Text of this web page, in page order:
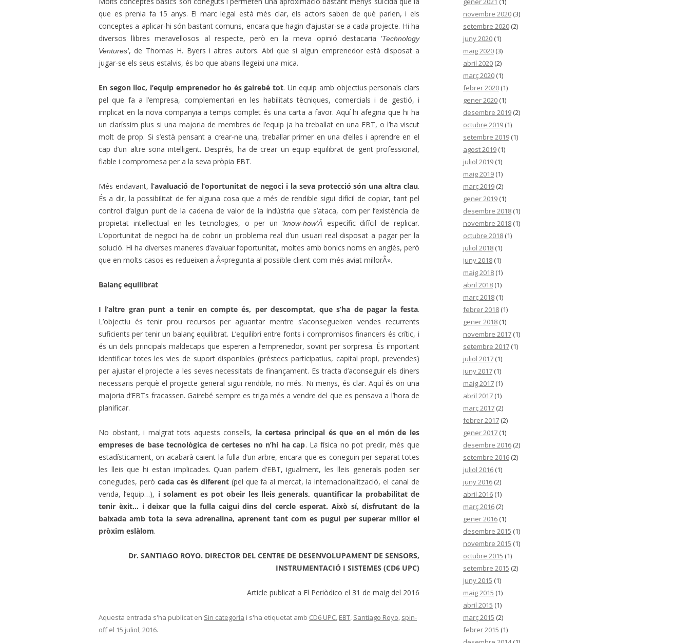
que es prenia fa 15 anys. El marc legal està més clar, els actors saben de què parlen, i els
conceptes a aplicar-hi són bastant comuns, encara que hagin d’ajustar-se a cada projecte. Hi ha
diversos llibres meravellosos al respecte, però en la meva opinió destacaria ‘Technology
Ventures’, de Thomas H. Byers i altres autors. Així que si algun emprenedor està disposat a
jugar-se els seus estalvis, és bo que abans llegeixi una mica.
En segon lloc, l’equip emprenedor ho és gairebé tot. Un equip amb objectius personals clars
pel que fa a l’empresa, complementari en les habilitats tècniques, comercials i de gestió, i
implicat en la nova companyia a temps complet és una carta a favor. Aquí hi afegiria que hi ha
un claríssim plus si una majoria de membres de l’equip ja ha treballat en una EBT, o l’ha viscut
molt de prop. Si s’està pensant a crear-ne una, treballar primer en una d’elles i aprendre en el
cap d’un altre sona intel·ligent. Després, ha de crear un equip equilibrat de gent professional,
fiable i compromesa per a la seva pròpia EBT.
Més endavant, l’avaluació de l’oportunitat de negoci i la seva protecció són una altra clau.
És a dir, la possibilitat de fer alguna cosa que a més de rendible sigui difícil de copiar, tant pel
control d’algun punt de la cadena de valor de la indústria que s’ataca, com per l’existència de
propietat intel·lectual en les tecnologies, o per un ‘know-how’Â específic difícil de replicar.
L’oportunitat de negoci ha de cobrir un problema real d’un usuari real disposat a pagar per la
solució. Hi ha diverses maneres d’avaluar l’oportunitat, moltes amb bonics noms en anglès, però
que en molts casos es redueixen a Â«pregunta al possible client com més aviat millorÂ».
Balanç equilibrat
I l’altre gran punt a tenir en compte és, per descomptat, que s’ha de pagar la festa.
L’objectiu és tenir prou recursos per aguantar mentre s’aconsegueixen vendes recurrents
suficients per tenir un balanç equilibrat. L’equilibri entre fonts i compromisos financers és crític, i
és un dels principals maldecaps que esperen a l’emprenedor, sovint per sorpresa. És important
identificar totes les vies de suport disponibles (préstecs participatius, capital propi, prevendes)
per ajustar el projecte a les seves necessitats de finançament. Es tracta d’aconseguir els diners
necessaris perquè el projecte general sigui rendible, no més. Ni menys, és clar. Aquí és on una
majoria d’EBTs fracassen. Gairebé sempre es triga més a vendre del que es pensava a l’hora de
planificar.
No obstant, i malgrat tots aquests consells, la certesa principal és que en el món de les
empreses de base tecnològica de certeses no n’hi ha cap. La física no pot predir, més que
estadísticament, on acabarà caient la fulla d’un arbre, encara que es coneguin per separat totes
les lleis que hi estan implicades. Quan parlem d’EBT, igualment, les lleis generals poden ser
conegudes, però cada cas és diferent(pel que fa al mercat, la internacionalització, el canal de
venda, l’equip…), i solament es pot obeir les lleis generals, quantificar la probabilitat de
tenir èxit… i deixar que la fulla caigui dins del cercle esperat. Això sí, disfrutant de la
baixada amb tota la seva adrenalina, aprenent tant com es pugui per superar millor el
pròxim eslàlom.
Dr. SANTIAGO ROYO. DIRECTOR DEL CENTRE DE DESENVOLUPAMENT DE SENSORS,
INSTRUMENTACIÓ I SISTEMES (CD6 UPC)
Article publicat a El Periòdico el 31 de maig del 2016
Aquesta entrada s'ha publicat en Sin categoría i s'ha etiquetat amb CD6 UPC, EBT, Santiago Royo, spin-
offel 15 juliol, 2016.
novembre 2020 (3)
setembre 2020 (2)
juny 2020 (1)
maig 2020 (3)
abril 2020 (2)
març 2020 (1)
febrer 2020 (1)
gener 2020 (1)
desembre 2019 (2)
octubre 2019 (1)
setembre 2019 (1)
agost 2019 (1)
juliol 2019 (1)
maig 2019 (1)
març 2019 (2)
gener 2019 (1)
desembre 2018 (1)
novembre 2018 (1)
octubre 2018 (1)
juliol 2018 (1)
juny 2018 (1)
maig 2018 (1)
abril 2018 (1)
març 2018 (1)
febrer 2018 (1)
gener 2018 (1)
novembre 2017 (1)
setembre 2017 (1)
juliol 2017 (1)
juny 2017 (1)
maig 2017 (1)
abril 2017 (1)
març 2017 (2)
febrer 2017 (2)
gener 2017 (1)
desembre 2016 (2)
setembre 2016 (2)
juliol 2016 (1)
juny 2016 (2)
abril 2016 (1)
març 2016 (2)
gener 2016 (1)
desembre 2015 (1)
novembre 2015 (1)
octubre 2015 (1)
setembre 2015 (2)
juny 2015 (1)
maig 2015 (1)
abril 2015 (1)
març 2015 (2)
febrer 2015 (1)